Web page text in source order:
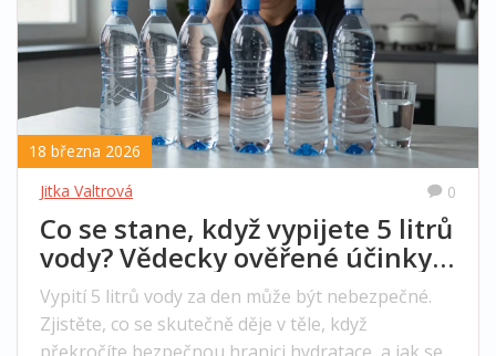
18 března 2026
Jitka Valtrová
0
Co se stane, když vypijete 5 litrů
vody? Vědecky ověřené účinky
na tělo
Vypití 5 litrů vody za den může být nebezpečné.
Zjistěte, co se skutečně děje v těle, když